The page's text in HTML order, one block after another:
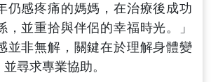
仍感疼痛的媽媽，在治療後成功
，並重拾與伴侶的幸福時光。」
並非無解，關鍵在於理解身體變
尋求專業協助。